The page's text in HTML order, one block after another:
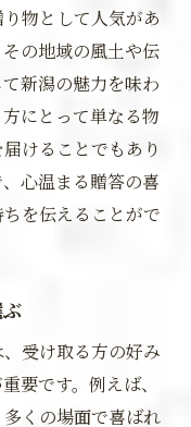
物として人気があ
の地域の風土や伝
新潟の魅力を味わ
にとって単なる物
けることでもあり
心温まる贈答の喜
を伝えることがで
受け取る方の好み
要です。例えば、
くの場面で喜ばれ